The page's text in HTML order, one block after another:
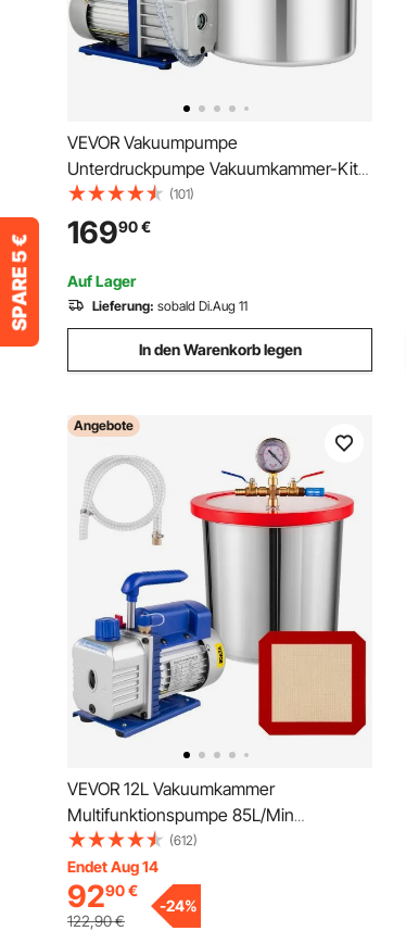
VEVOR Vakuumpumpe
Unterdruckpumpe Vakuumkammer-Kit
19L 142L/min 1/3PS 1-stufig
(101)
16990€
Auf Lager
Lieferung: sobald Di.Aug 11
In den Warenkorb legen
Angebote
VEVOR 12L Vakuumkammer
Multifunktionspumpe 85L/Min
Vakuumpumpe Unterdruckpumpe
Edelstahl
(612)
Endet Aug 14
9290€
122,90€
-24%